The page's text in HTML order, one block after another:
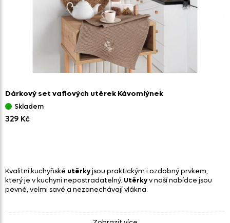
Kvalitní kuchyňské utěrkyjsou praktickým i ozdobný prvkem,
který je v kuchyni nepostradatelný. Utěrkyv naší nabídce jsou
pevné, velmi savé a nezanechávají vlákna.
Dárkový set vaflových utěrek Kávomlýnek
Skladem
329 Kč